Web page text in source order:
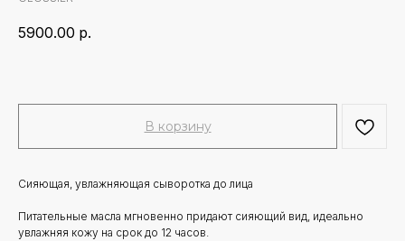
5900.00 р.
В корзину
Сияющая, увлажняющая сыворотка до лица
Питательные масла мгновенно придают сияющий вид, идеально
увлажняя кожу на срок до 12 часов.